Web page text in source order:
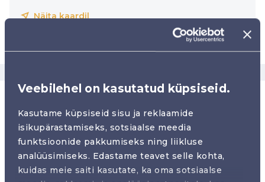
Veebilehel on kasutatud küpsiseid.
Kasutame küpsiseid sisu ja reklaamide
isikupärastamiseks, sotsiaalse meedia
funktsioonide pakkumiseks ning liikluse
analüüsimiseks. Edastame teavet selle kohta,
kuidas meie saiti kasutate, ka oma sotsiaalse
Näita kaardil
Club Rewards
Club rewards klubikaart on enamat kui lihtsalt
kliendikaart. Selle omanikule laieneb hulgaliselt
suurepäraseid soodustusi ja eripakkumisi nii meie
baarides kui ka kampaaniates. Lisaks on klubikaardiga